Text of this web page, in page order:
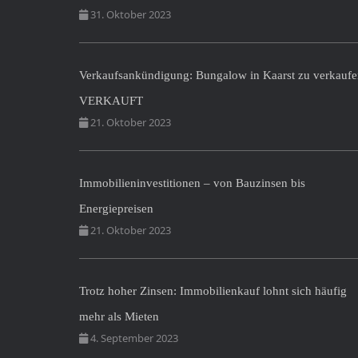
31. Oktober 2023
Verkaufsankündigung: Bungalow in Kaarst zu
VERKAUFT
21. Oktober 2023
Immobilieninvestitionen – von Bauzinsen bis
Energiepreisen
21. Oktober 2023
Trotz hoher Zinsen: Immobilienkauf lohnt sich häufig
mehr als Mieten
4. September 2023